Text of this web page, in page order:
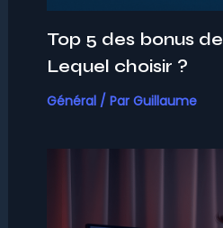
Top 5 des bonus
Lequel choisir ?
Général/ Par Guillaume